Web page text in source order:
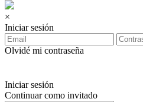
×
Iniciar sesión
Olvidé mi contraseña
Iniciar sesión
Continuar como invitado